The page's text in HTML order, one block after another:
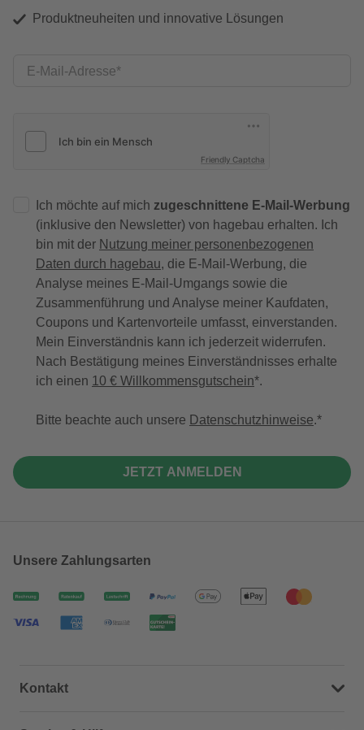
Produktneuheiten und innovative Lösungen
E-Mail-Adresse
Friendly Captcha
Ich möchte auf mich zugeschnittene E-Mail-Werbung
(inklusive den Newsletter) von hagebau erhalten. Ich
bin mit der Nutzung meiner personenbezogenen
Daten durch hagebau, die E-Mail-Werbung, die
Analyse meines E-Mail-Umgangs sowie die
Zusammenführung und Analyse meiner Kaufdaten,
Coupons und Kartenvorteile umfasst, einverstanden.
Mein Einverständnis kann ich jederzeit widerrufen.
Nach Bestätigung meines Einverständnisses erhalte
ich einen 10 € Willkommensgutschein*.
Bitte beachte auch unsere Datenschutzhinweise.
JETZT ANMELDEN
Unsere Zahlungsarten
Kontakt